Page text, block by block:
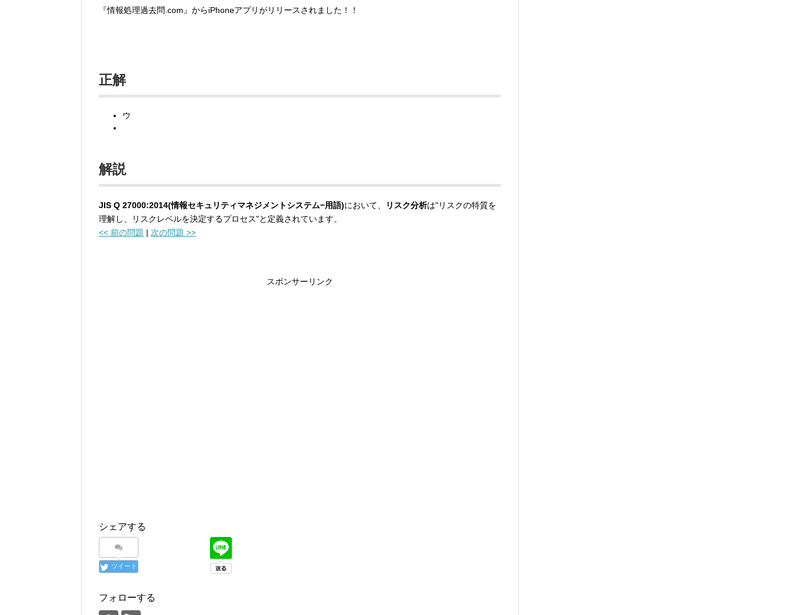
『情報処理過去問.com』からiPhoneアプリがリリースされました！！
正解
ウ
解説
JIS Q 27000:2014(情報セキュリティマネジメントシステム−用語)において、 リスク分析は"リスクの特質を
理解し、リスクレベルを決定するプロセス"と定義されています。
<< 前の問題 | 次の問題 >>
スポンサーリンク
シェアする
ツイート
フォローする